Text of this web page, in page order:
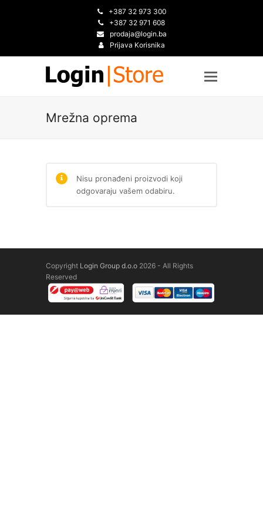
+387 32 973 300
+387 32 971 608
prodaja@login.ba
Prijava Korisnika
Mrežna oprema
Nisu pronađeni proizvodi koji
odgovaraju vašem odabiru.
Copyright Login Group d.o.o 2026 - All Rights
Reserved